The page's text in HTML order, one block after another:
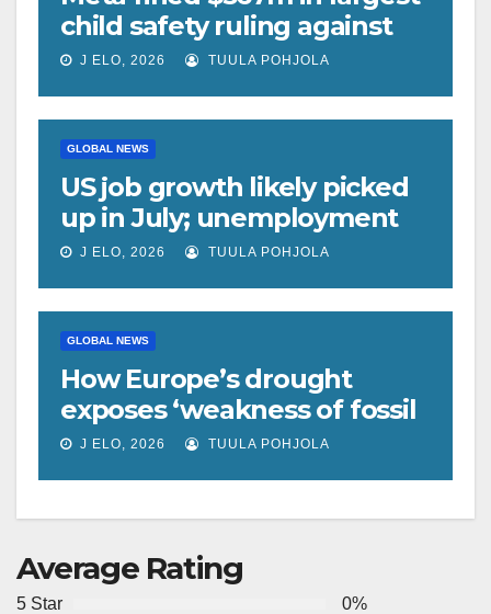
child safety ruling against
social media giant
J ELO, 2026 TUULA POHJOLA
GLOBAL NEWS
US job growth likely picked
up in July; unemployment
rate forecast unchanged at
J ELO, 2026 TUULA POHJOLA
GLOBAL NEWS
How Europe’s drought
exposes ‘weakness of fossil
fuels’ as Poland forced to
J ELO, 2026 TUULA POHJOLA
Average Rating
5 Star
0%